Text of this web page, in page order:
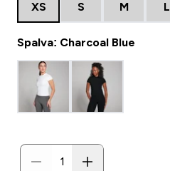
XS S M L
Spalva: Charcoal Blue